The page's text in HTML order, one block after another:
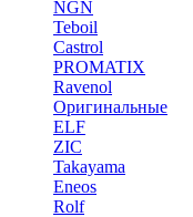
NGN
Teboil
Castrol
PROMATIX
Ravenol
Оригинальные
ELF
ZIC
Takayama
Eneos
Rolf